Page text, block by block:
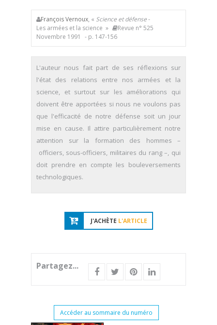
François Vernoux, « Science et défense-
Les armées et la science »
Revue n° 525
Novembre 1991
- p. 147-156
L'auteur nous fait part de ses réflexions sur
l'état des relations entre nos armées et la
science, et surtout sur les améliorations qui
doivent être apportées si nous ne voulons pas
que l'efficacité de notre défense soit un jour
mise en cause. Il attire particulièrement notre
attention sur la formation des hommes –
officiers, sous-officiers, militaires du rang –, qui
doit prendre en compte les bouleversements
technologiques.
J'ACHÈTE L'ARTICLE
Partagez...
Accéder au sommaire du numéro